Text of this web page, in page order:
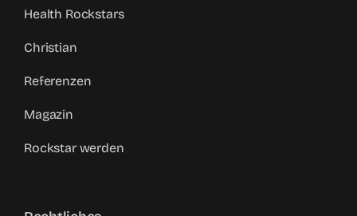
Health Rockstars
Christian
Referenzen
Magazin
Rockstar werden